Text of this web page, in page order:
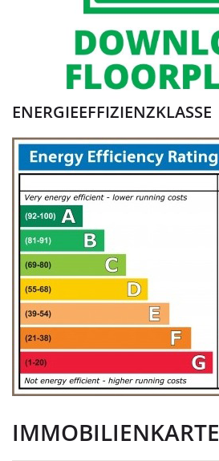
ENERGIEEFFIZIENZKLASSE
IMMOBILIENKARTE